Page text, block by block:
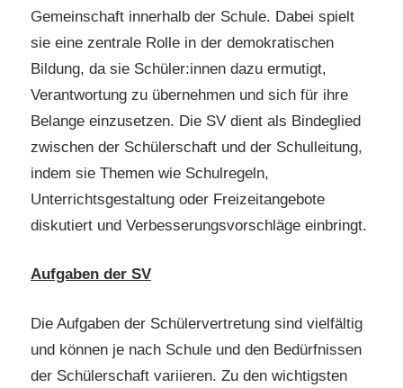
Gemeinschaft innerhalb der Schule. Dabei spielt
sie eine zentrale Rolle in der demokratischen
Bildung, da sie Schüler:innen dazu ermutigt,
Verantwortung zu übernehmen und sich für ihre
Belange einzusetzen. Die SV dient als Bindeglied
zwischen der Schülerschaft und der Schulleitung,
indem sie Themen wie Schulregeln,
Unterrichtsgestaltung oder Freizeitangebote
diskutiert und Verbesserungsvorschläge einbringt.
Aufgaben der SV
Die Aufgaben der Schülervertretung sind vielfältig
und können je nach Schule und den Bedürfnissen
der Schülerschaft variieren. Zu den wichtigsten